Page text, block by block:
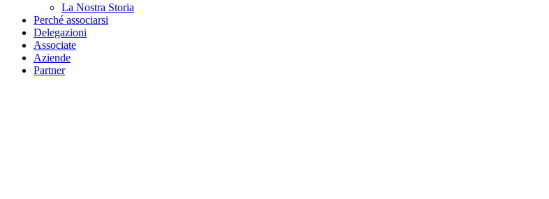
La Nostra Storia
Perché associarsi
Delegazioni
Associate
Aziende
Partner